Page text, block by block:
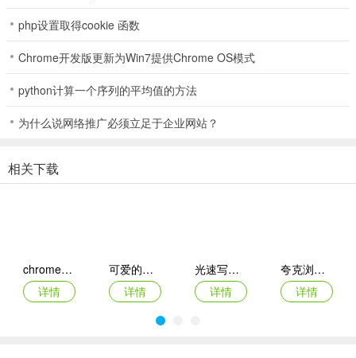
沟通”、“文字聊天”和“文件传输”等功能。
3、安全性非常高：
法窥探您的桌面，以确保每次连接都是安全可靠的。
1、首先打开ToDesk，进入软件之后在主页面输入想要远程控制电脑
的设备代码，需要电脑端也开启该软件；
php设置取得cookie 函数
Chrome开发版更新为Win7提供Chrome OS模式
python计算一个序列的平均值的方法
为什么说网络推广必须立足于企业网站？
相关下载
chrome苹果手机版
详情
可爱的计算器iOS
详情
光速写作苹果版
详情
夸克浏览器ipad版
详情